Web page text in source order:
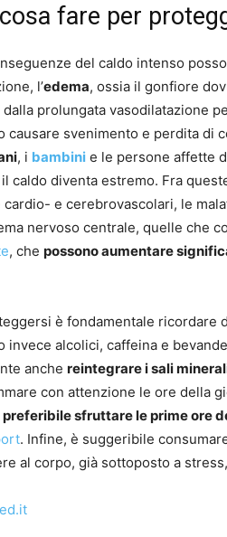
fare per
del caldo intenso
l’edema, ossia il gonfiore
dalla prolungata vasodilatazione
causare svenimento e perdita di
, i bambini e le persone affette
caldo diventa estremo. Fra
cardio- e cerebrovascolari, le
nervoso centrale, quelle che
, che possono aumentare
è fondamentale ricordare
invece alcolici, caffeina e
anche reintegrare i sali
con attenzione le ore della
preferibile sfruttare le prime ore
. Infine, è suggeribile
al corpo, già sottoposto a